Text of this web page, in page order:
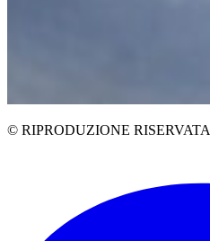
© RIPRODUZIONE RISERVATA